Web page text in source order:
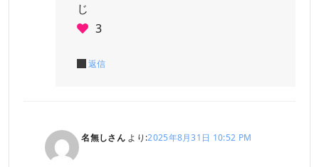
じ
3
返信
名無しさん より:2025年8月31日 10:52 PM